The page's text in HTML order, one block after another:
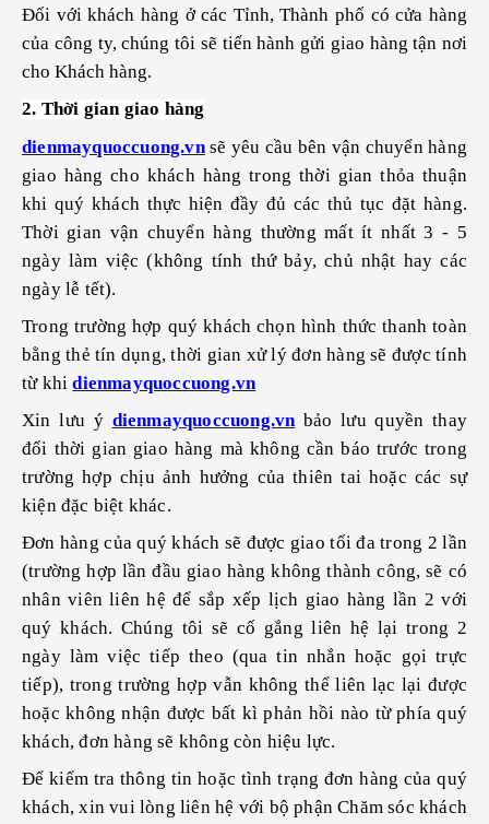
Đối với khách hàng ở các Tỉnh, Thành phố có cửa hàng
của công ty, chúng tôi sẽ tiến hành gửi giao hàng tận nơi
cho Khách hàng.
2. Thời gian giao hàng
dienmayquoccuong.vn sẽ yêu cầu bên vận chuyển hàng
giao hàng cho khách hàng trong thời gian thỏa thuận
khi quý khách thực hiện đầy đủ các thủ tục đặt hàng.
Thời gian vận chuyển hàng thường mất ít nhất 3 - 5
ngày làm việc (không tính thứ bảy, chủ nhật hay các
ngày lễ tết).
Trong trường hợp quý khách chọn hình thức thanh toàn
bằng thẻ tín dụng, thời gian xử lý đơn hàng sẽ được tính
từ khidienmayquoccuong.vn
Xin lưu ý dienmayquoccuong.vn bảo lưu quyền thay
đổi thời gian giao hàng mà không cần báo trước trong
trường hợp chịu ảnh hưởng của thiên tai hoặc các sự
kiện đặc biệt khác.
Đơn hàng của quý khách sẽ được giao tối đa trong 2 lần
(trường hợp lần đầu giao hàng không thành công, sẽ có
nhân viên liên hệ để sắp xếp lịch giao hàng lần 2 với
quý khách. Chúng tôi sẽ cố gắng liên hệ lại trong 2
ngày làm việc tiếp theo (qua tin nhắn hoặc gọi trực
tiếp), trong trường hợp vẫn không thể liên lạc lại được
hoặc không nhận được bất kì phản hồi nào từ phía quý
khách, đơn hàng sẽ không còn hiệu lực.
Để kiểm tra thông tin hoặc tình trạng đơn hàng của quý
khách, xin vui lòng liên hệ với bộ phận Chăm sóc khách